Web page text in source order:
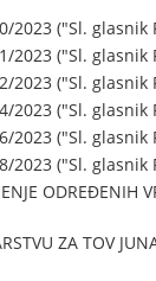
2023 ("Sl.
2023 ("Sl.
2023 ("Sl.
2023 ("Sl.
2023 ("Sl.
2023 ("Sl.
ODREĐENIH
ZA TOV